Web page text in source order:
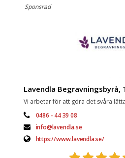
Sponsrad
Lavendla Begravningsbyrå,
Vi arbetar för att göra det svåra
0486 - 44 39 08
info@lavendla.se
https://www.lavendla.se/